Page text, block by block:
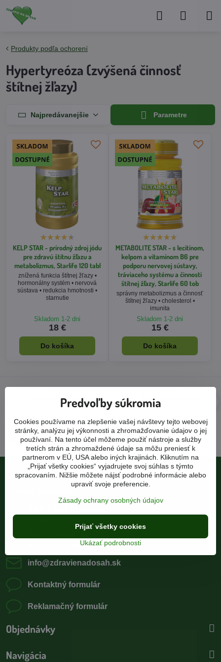
Produkty podľa ochorení
Hypertyreóza (zvýšená činnosť
štítnej žľazy)
Najpredávanejšie Parametre
KELP STAR - prírodný zdroj jódu
pre zdravú štítnu žľazu a
metabolizmus, Starlife 120 tabl
znížená funkcia štítnej žľazy •
hormonálny systém • nervová
sústava • redukcia hmotnosti •
starnutie
Skladom 1-2 dni
18 €
Do košíka
METABOLITE STAR - s lecitínom,
kelpom a vitamínom B6 pre
podporu nervovej sústavy,
tráviaceho systému a činnosti
štítnej žľazy, Starlife 60 tob
správny metabolizmus a činnosť
štítnej žľazy • cholesterol •
imunita
Skladom 1-2 dni
15 €
Do košíka
prírodné produkty rýchle doručenie
Ako sú s našimi produktmi a službami spokojní samotní
zákazníci?
Bc. Veronika Flašková
pracovné dni 9:00-15:00
info​@zdravienadosah​.sk
Kontaktný formulár
Reklamačný formulár
Objednávky
Navigácia
Predvoľby súkromia
Cookies používame na zlepšenie vašej návštevy tejto webovej
stránky, analýzu jej výkonnosti a zhromažďovanie údajov o jej
používaní. Na tento účel môžeme použiť nástroje a služby
tretích strán a zhromaždené údaje sa môžu preniesť k
partnerom v EÚ, USA alebo iných krajinách. Kliknutím na
„Prijať všetky cookies“ vyjadrujete svoj súhlas s týmto
spracovaním. Nižšie môžete nájsť podrobné informácie alebo
upraviť svoje preferencie.
Zásady ochrany osobných údajov
Ukázať podrobnosti
Prijať všetky cookies